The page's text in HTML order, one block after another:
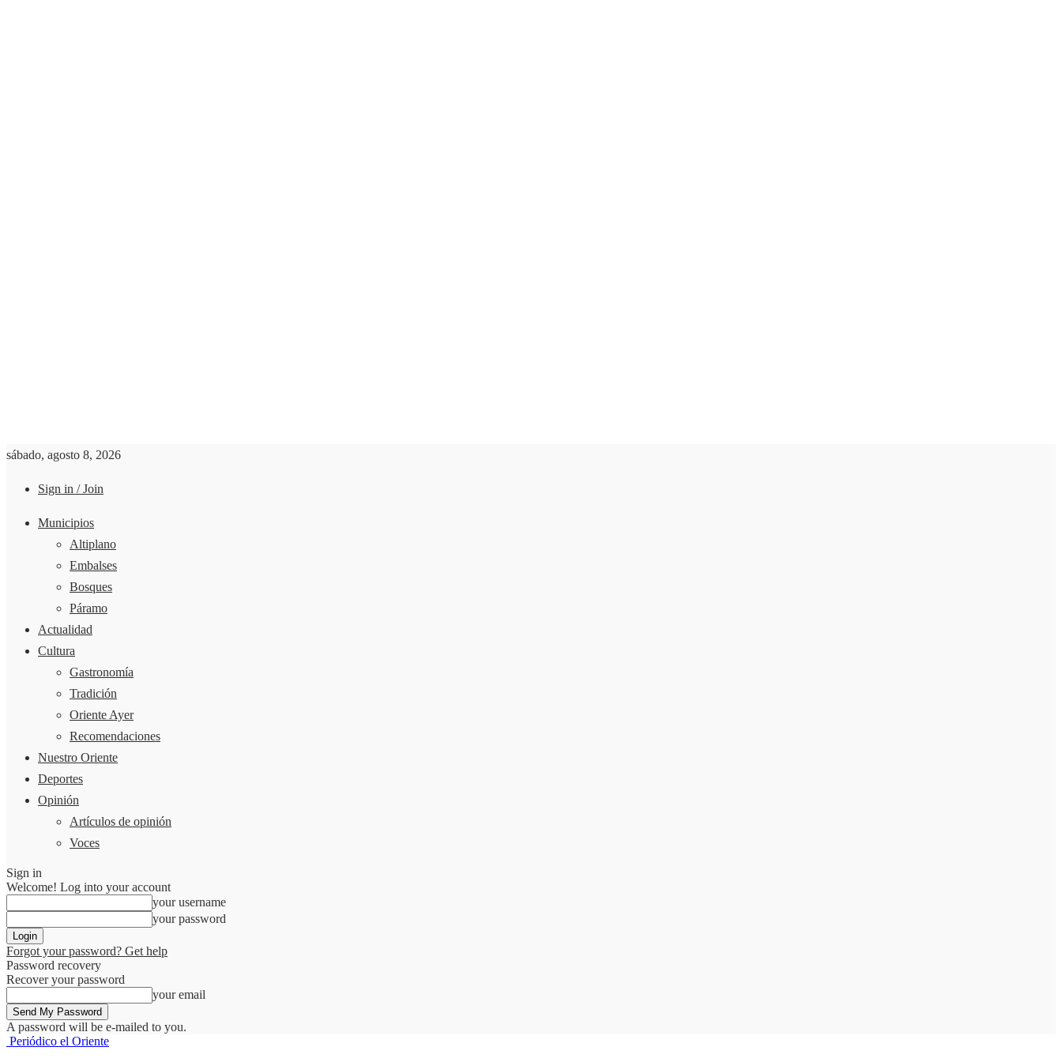
sábado, agosto 8, 2026
Sign in / Join
Municipios
Altiplano
Embalses
Bosques
Páramo
Actualidad
Cultura
Gastronomía
Tradición
Oriente Ayer
Recomendaciones
Nuestro Oriente
Deportes
Opinión
Artículos de opinión
Voces
Sign in
Welcome! Log into your account
your username
your password
Forgot your password? Get help
Password recovery
Recover your password
your email
A password will be e-mailed to you.
Periódico el Oriente